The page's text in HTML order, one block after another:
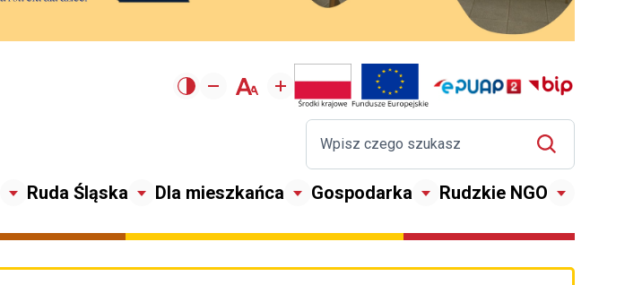
Ruda Śląska Dla mieszkańca Gospodarka Rudzkie NGO